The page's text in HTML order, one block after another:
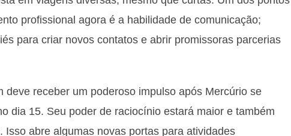
profissional agora é a habilidade de comunicação;
para criar novos contatos e abrir promissoras parcerias
deve receber um poderoso impulso após Mercúrio se
dia 15. Seu poder de raciocínio estará maior e também
Isso abre algumas novas portas para atividades